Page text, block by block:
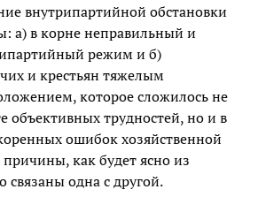
внутрипартийной обстановки
а) в корне неправильный и
режим и б)
и крестьян тяжелым
которое сложилось не
объективных трудностей, но и в
ошибок хозяйственной
как будет ясно из
связаны одна с другой.